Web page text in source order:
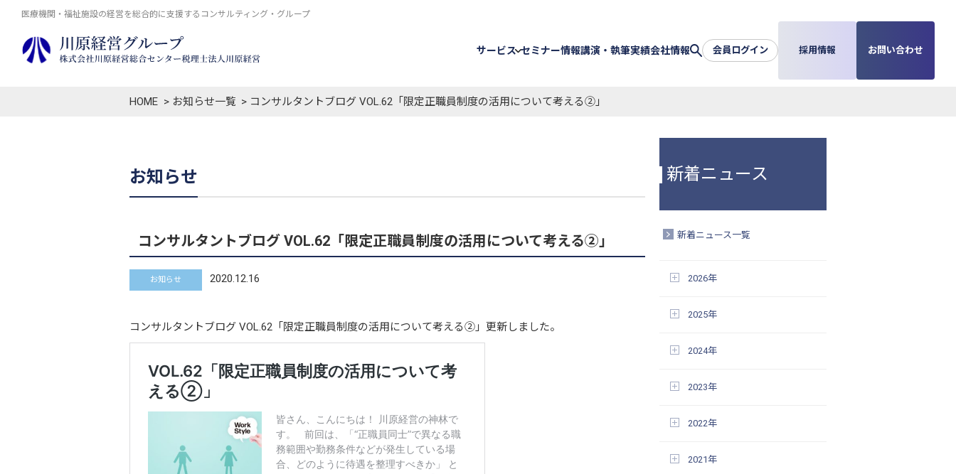
医療機関・福祉施設の経営を総合的に支援するコンサルティング・グループ
サービス セミナー情報講演・執筆実績会社情報 会員ログイン 採用情報 お問い合わせ
HOME お知らせ一覧 コンサルタントブログ VOL.62「限定正職員制度の活用について考える②」
お知らせ
コンサルタントブログ VOL.62「限定正職員制度の活用について考える②」
お知らせ 2020.12.16
コンサルタントブログ VOL.62「限定正職員制度の活用について考える②」更新しました。
新着ニュース
新着ニュース一覧
2026年
2025年
2024年
2023年
2022年
2021年